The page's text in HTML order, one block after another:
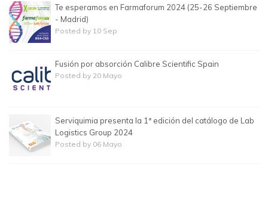
Te esperamos en Farmaforum 2024 (25-26 Septiembre
- Madrid)
Posted by 10 Sep
Fusión por absorción Calibre Scientific Spain
Posted by 20 Mayo
Serviquimia presenta la 1ª edición del catálogo de Lab
Logistics Group 2024
Posted by 06 Mayo